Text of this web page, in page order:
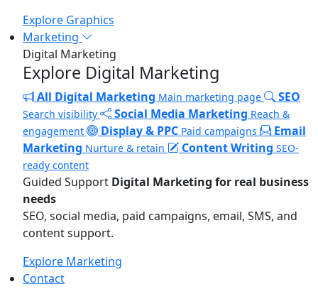
Explore Graphics
Marketing
Digital Marketing
Explore Digital Marketing
All Digital Marketing Main marketing page SEO
Search visibility Social Media Marketing Reach &
engagement
Display & PPC Paid campaigns
Email
Marketing Nurture & retain Content Writing SEO-
ready content
Guided Support Digital Marketing for real business
needs
SEO, social media, paid campaigns, email, SMS, and
content support.
Explore Marketing
Contact